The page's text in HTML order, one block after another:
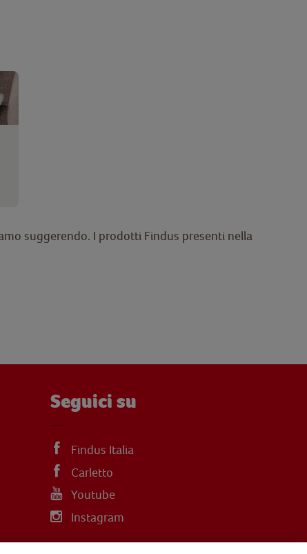
suggerendo. I prodotti Findus presenti nella
Seguici su
Findus Italia
Carletto
Youtube
Instagram